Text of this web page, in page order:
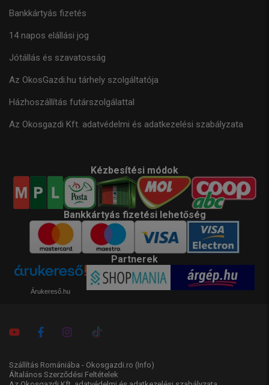
Bankkártyás fizetés
14 napos elállási jog
Jótállás és szavatosság
Az OkosGazdi.hu tárhely szolgáltatója
Házhoszállítás futárszolgálattal
Az Okosgazdi Kft. adatvédelmi és adatkezelési szabályzata
Kézbesítési módok
Bankkártyás fizetési lehetőség
Partnerek
Árukereső.hu
Szállítás Romániába - Okosgazdi.ro (Info)
Általános Szerződési Feltételek